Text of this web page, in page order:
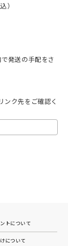
）
発送の手配をさ
ンク先をご確認く
トについて
について